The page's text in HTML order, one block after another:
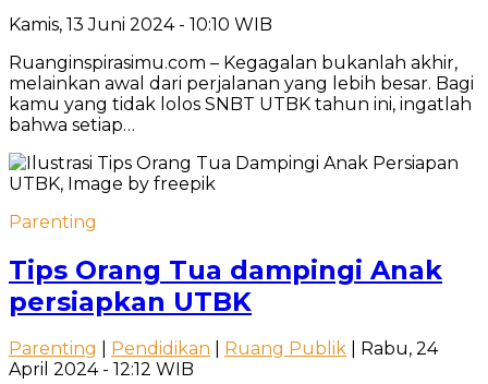
Kamis, 13 Juni 2024 - 10:10 WIB
Ruanginspirasimu.com – Kegagalan bukanlah akhir,
melainkan awal dari perjalanan yang lebih besar. Bagi
kamu yang tidak lolos SNBT UTBK tahun ini, ingatlah
bahwa setiap…
Parenting
Tips Orang Tua dampingi Anak
persiapkan UTBK
Parenting Pendidikan Ruang Publik | Rabu, 24
April 2024 - 12:12 WIB